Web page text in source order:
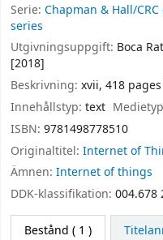
Serie: Chapman & Hall/
series
Utgivningsuppgift: Boca
[2018]
Beskrivning: xvii, 418
Innehållstyp: text
ISBN: 9781498778510
Originaltitel: Internet of
Ämnen: Internet of things
DDK-klassifikation: 004.678
Bestånd ( 1 )